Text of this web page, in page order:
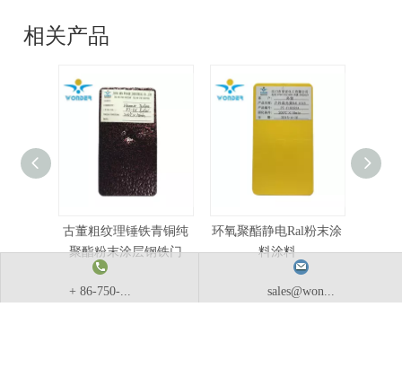
相关产品
古董粗纹理锤铁青铜纯
聚酯粉末涂层钢铁门
环氧聚酯静电Ral粉末涂
料涂料
+ 86-750-... sales@won...